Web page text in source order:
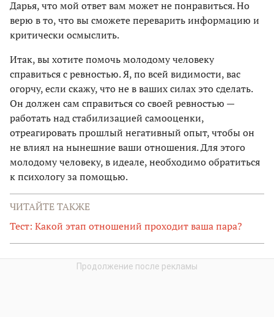
Дарья, что мой ответ вам может не понравиться. Но
верю в то, что вы сможете переварить информацию и
критически осмыслить.
Итак, вы хотите помочь молодому человеку
справиться с ревностью. Я, по всей видимости, вас
огорчу, если скажу, что не в ваших силах это сделать.
Он должен сам справиться со своей ревностью —
работать над стабилизацией самооценки,
отреагировать прошлый негативный опыт, чтобы он
не влиял на нынешние ваши отношения. Для этого
молодому человеку, в идеале, необходимо обратиться
к психологу за помощью.
ЧИТАЙТЕ ТАКЖЕ
Тест: Какой этап отношений проходит ваша пара?